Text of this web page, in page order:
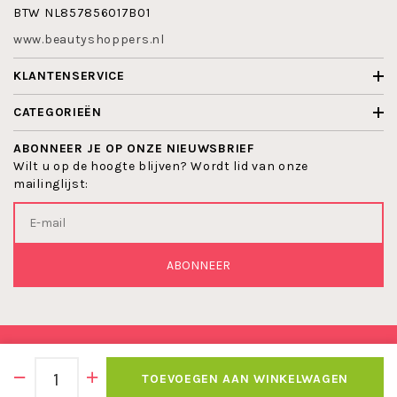
TOEVOEGEN AAN WINKELWAGEN
BTW NL857856017B01
www.beautyshoppers.nl
KLANTENSERVICE
CATEGORIEËN
ABONNEER JE OP ONZE NIEUWSBRIEF
Wilt u op de hoogte blijven? Wordt lid van onze
mailinglijst:
ABONNEER